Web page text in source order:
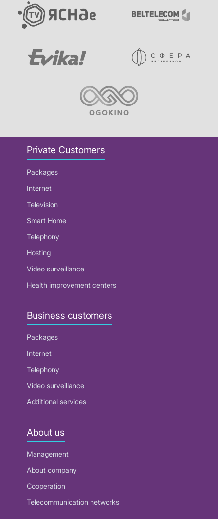
Private Customers
Packages
Internet
Television
Smart Home
Telephony
Hosting
Video surveillance
Health improvement centers
Business customers
Packages
Internet
Telephony
Video surveillance
Additional services
About us
Management
About company
Cooperation
Telecommunication networks